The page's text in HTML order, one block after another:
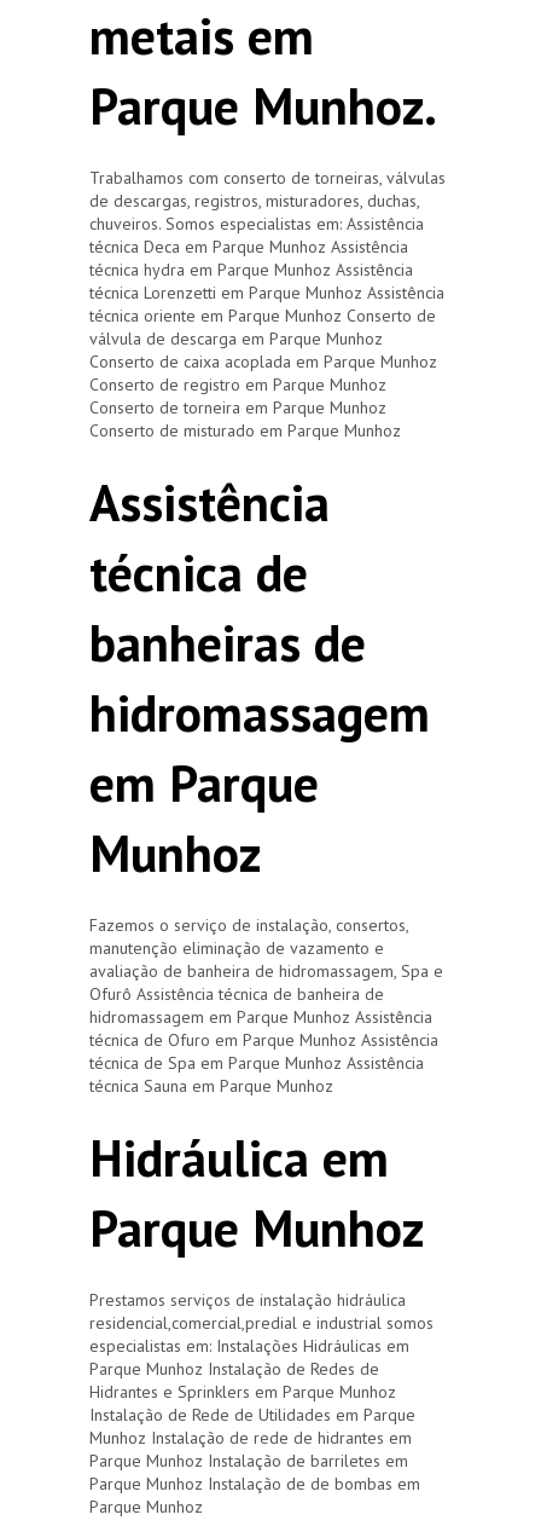
metais em
Parque Munhoz.
Trabalhamos com conserto de torneiras, válvulas
de descargas, registros, misturadores, duchas,
chuveiros. Somos especialistas em: Assistência
técnica Deca em Parque Munhoz Assistência
técnica hydra em Parque Munhoz Assistência
técnica Lorenzetti em Parque Munhoz Assistência
técnica oriente em Parque Munhoz Conserto de
válvula de descarga em Parque Munhoz
Conserto de caixa acoplada em Parque Munhoz
Conserto de registro em Parque Munhoz
Conserto de torneira em Parque Munhoz
Conserto de misturado em Parque Munhoz
Assistência
técnica de
banheiras de
hidromassagem
em Parque
Munhoz
Fazemos o serviço de instalação, consertos,
manutenção eliminação de vazamento e
avaliação de banheira de hidromassagem, Spa e
Ofurô Assistência técnica de banheira de
hidromassagem em Parque Munhoz Assistência
técnica de Ofuro em Parque Munhoz Assistência
técnica de Spa em Parque Munhoz Assistência
técnica Sauna em Parque Munhoz
Hidráulica em
Parque Munhoz
Prestamos serviços de instalação hidráulica
residencial,comercial,predial e industrial somos
especialistas em: Instalações Hidráulicas em
Parque Munhoz Instalação de Redes de
Hidrantes e Sprinklers em Parque Munhoz
Instalação de Rede de Utilidades em Parque
Munhoz Instalação de rede de hidrantes em
Parque Munhoz Instalação de barriletes em
Parque Munhoz Instalação de de bombas em
Parque Munhoz